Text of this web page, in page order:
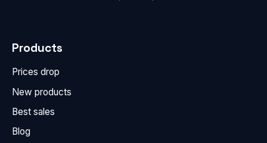
Products
Prices drop
New products
Best sales
Blog